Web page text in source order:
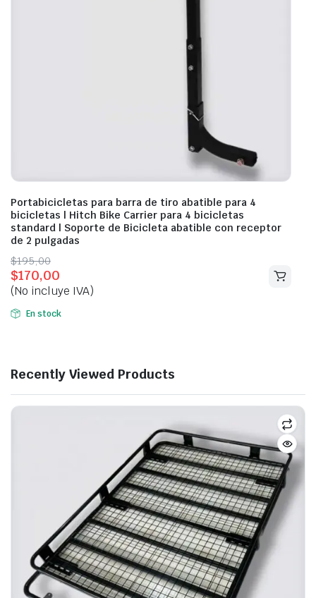
Portabicicletas para barra de tiro abatible para 4
bicicletas | Hitch Bike Carrier para 4 bicicletas
standard | Soporte de Bicicleta abatible con receptor
de 2 pulgadas
$195,00
Original
price
was:
$195,00.
$170,00
Current
price
is:
$170,00.
(No incluye IVA)
En stock
Recently Viewed Products